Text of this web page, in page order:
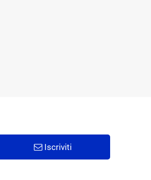
Iscriviti